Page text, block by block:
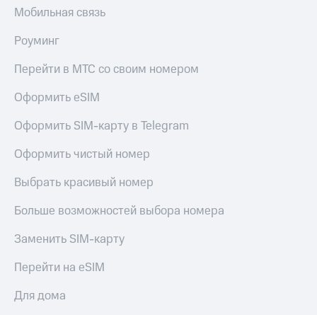
Мобильная связь
Роуминг
Перейти в МТС со своим номером
Оформить eSIM
Оформить SIM-карту в Telegram
Оформить чистый номер
Выбрать красивый номер
Больше возможностей выбора номера
Заменить SIM-карту
Перейти на eSIM
Для дома